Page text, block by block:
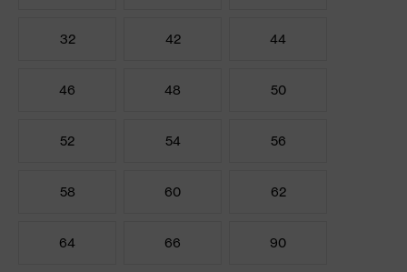
32 42 44
46 48 50
52 54 56
58 60 62
64 66 90